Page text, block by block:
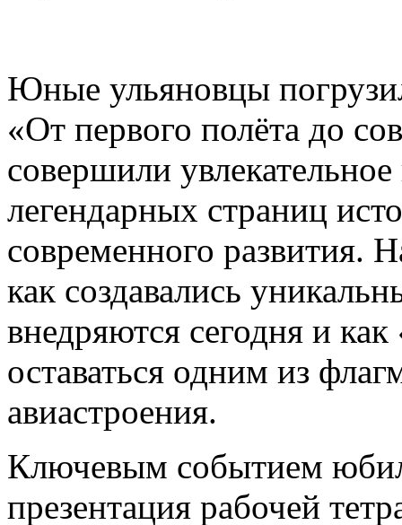
Юные ульяновцы
«От первого полёта до
совершили
легендарных страниц
современного развития.
как создавались
внедряются сегодня и
оставаться одним из
авиастроения.
Ключевым событием
презентация рабочей